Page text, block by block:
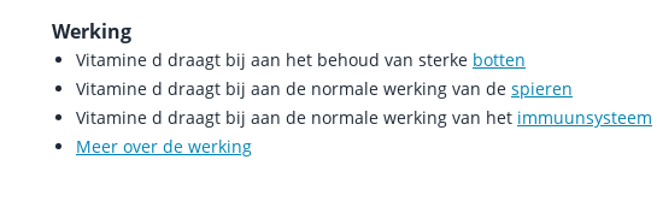
Werking
Vitamine d draagt bij aan het behoud van sterke botten
Vitamine d draagt bij aan de normale werking van de spieren
Vitamine d draagt bij aan de normale werking van het immuunsysteem
Meer over de werking